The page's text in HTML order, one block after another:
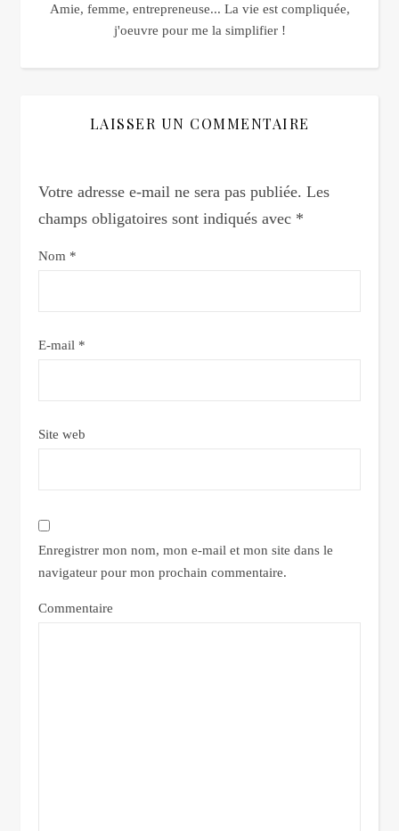
Amie, femme, entrepreneuse... La vie est compliquée,
j'oeuvre pour me la simplifier !
LAISSER UN COMMENTAIRE
Votre adresse e-mail ne sera pas publiée. Les
champs obligatoires sont indiqués avec *
Nom *
E-mail *
Site web
Enregistrer mon nom, mon e-mail et mon site dans le
navigateur pour mon prochain commentaire.
Commentaire